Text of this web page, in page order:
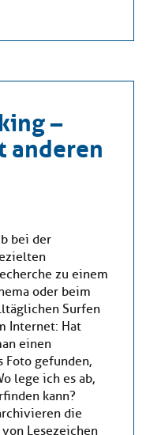
–
anderen
bei der
zu einem
oder beim
Surfen
Internet: Hat
einen
Foto gefunden,
lege ich es ab,
kann?
die
Lesezeichen